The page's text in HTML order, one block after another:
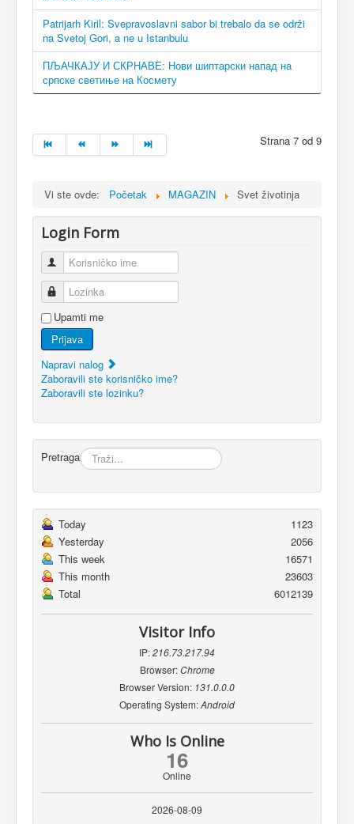
Patrijarh Kiril: Svepravoslavni sabor bi trebalo da se održi
na Svetoj Gori, a ne u Istanbulu
ПЉАЧКАЈУ И СКРНАВЕ: Нови шиптарски напад на
српске светиње на Космету
Strana 7 od 9
Vi ste ovde: Početak MAGAZIN Svet životinja
Login Form
Korisničko ime
Lozinka
Upamti me
Prijava
Napravi nalog
Zaboravili ste korisničko ime?
Zaboravili ste lozinku?
Pretraga
Today
1123
Yesterday
2056
This week
16571
This month
23603
Total
6012139
Visitor Info
IP:216.73.217.94
Browser:Chrome
Browser Version: 131.0.0.0
Operating System:Android
Who Is Online
16
Online
2026-08-09